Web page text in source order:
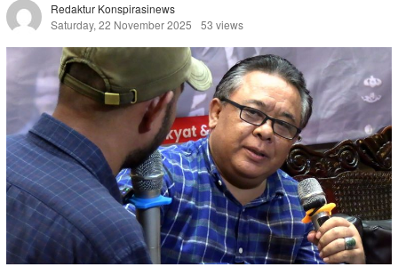
Redaktur Konspirasinews
Saturday, 22 November 2025
53 views